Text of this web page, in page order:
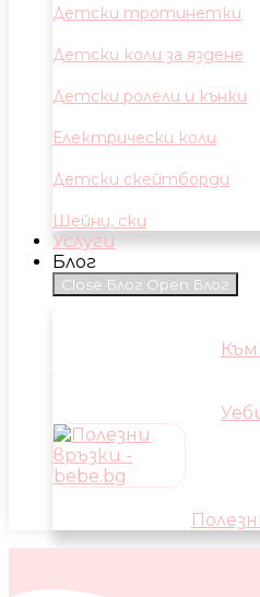
Детски тротинетки
Детски коли за яздене
Детски ролели и кънки
Електрически коли
Детски скейтборди
Шейни, ски
Услуги
Блог
Close Блог Open Блог
Към